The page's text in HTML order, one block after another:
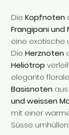
Die Kopfnoten
Frangipani und
eine exotische
Die Herznoten
Heliotrop
elegante
Basisnoten aus
und weissen
mit einer
Süsse umhüllen.